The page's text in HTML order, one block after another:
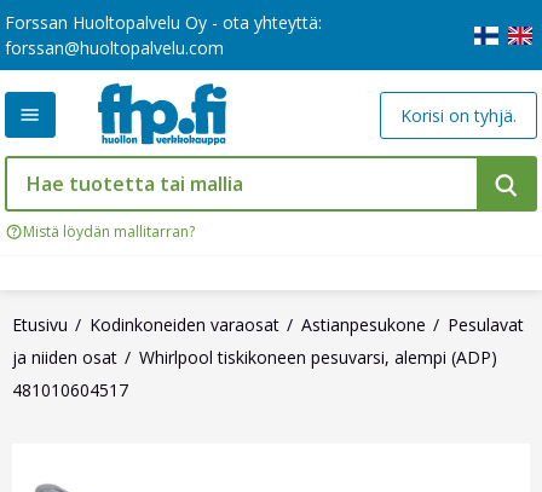
Forssan Huoltopalvelu Oy - ota yhteyttä:
forssan@huoltopalvelu.com
Mistä löydän mallitarran?
Korisi on tyhjä.
Etusivu Kodinkoneiden varaosat Astianpesukone
Pesulavat
ja niiden osat
Whirlpool tiskikoneen pesuvarsi, alempi (ADP)
481010604517